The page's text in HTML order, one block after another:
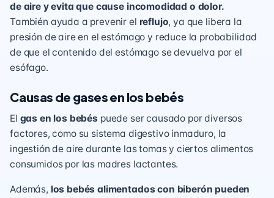
de aire y evita que cause incomodidad o dolor.
También ayuda a prevenir el reflujo, ya que libera la
presión de aire en el estómago y reduce la probabilidad
de que el contenido del estómago se devuelva por el
esófago.
Causas de gases en los bebés
El gas en los bebés puede ser causado por diversos
factores, como su sistema digestivo inmaduro, la
ingestión de aire durante las tomas y ciertos alimentos
consumidos por las madres lactantes.
Además, los bebés alimentados con biberón pueden